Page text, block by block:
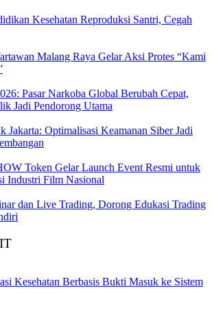
Kesehatan Reproduksi Santri, Cegah
Malang Raya Gelar Aksi Protes “Kami
Pasar Narkoba Global Berubah Cepat,
Jadi Pendorong Utama
Jakarta: Optimalisasi Keamanan Siber Jadi
Token Gelar Launch Event Resmi untuk
Industri Film Nasional
dan Live Trading, Dorong Edukasi Trading
Kesehatan Berbasis Bukti Masuk ke Sistem